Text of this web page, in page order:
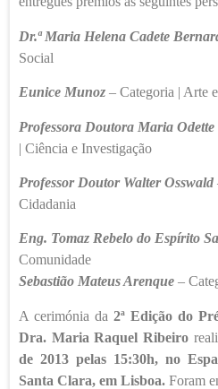
Dr.ª Maria Helena Cadete
Social
Eunice Munoz – Categoria | Arte
Professora Doutora Maria
| Ciência e Investigação
Professor Doutor Walter Osswald
Cidadania
Eng. Tomaz Rebelo do Espírito
Comunidade
Sebastião Mateus Arenque –
A cerimónia da 2ª Edição do
Dra. Maria Raquel Ribeiro
de 2013 pelas 15:30h, no
Santa Clara, em Lisboa. Foram